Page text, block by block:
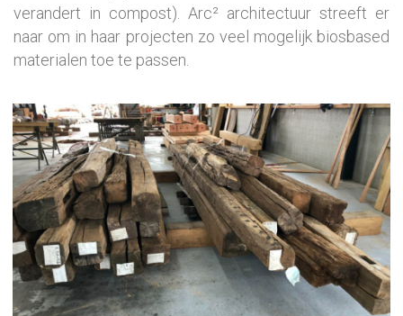
verandert in compost). Arc² architectuur streeft er
naar om in haar projecten zo veel mogelijk biosbased
materialen toe te passen.